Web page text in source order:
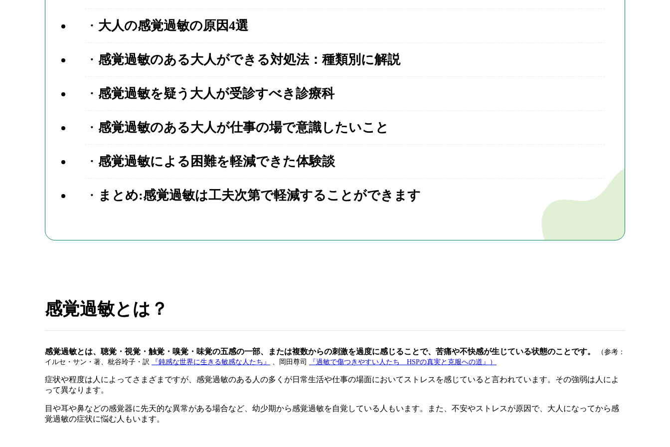
大人の感覚過敏の原因4選
感覚過敏のある大人ができる対処法：種類別に解説
感覚過敏を疑う大人が受診すべき診療科
感覚過敏のある大人が仕事の場で意識したいこと
感覚過敏による困難を軽減できた体験談
まとめ:感覚過敏は工夫次第で軽減することができます
感覚過敏とは？
感覚過敏とは、聴覚・視覚・触覚・嗅覚・味覚の五感の一部、または複数からの刺激を過度に感じることで、苦痛や不快感が生じている状態のことです。
（参考：
イルセ・サン・著、枇谷玲子・訳
『鈍感な世界に生きる敏感な人たち』 、岡田尊司 『過敏で傷つきやすい人たち HSPの真実と克服への道』）
症状や程度は人によってさまざまですが、感覚過敏のある人の多くが日常生活や仕事の場面においてストレスを感じていると言われています。その強弱は人によ
って異なります。
目や耳や鼻などの感覚器に先天的な異常がある場合など、幼少期から感覚過敏を自覚している人もいます。また、不安やストレスが原因で、大人になってから感
覚過敏の症状に悩む人もいます。